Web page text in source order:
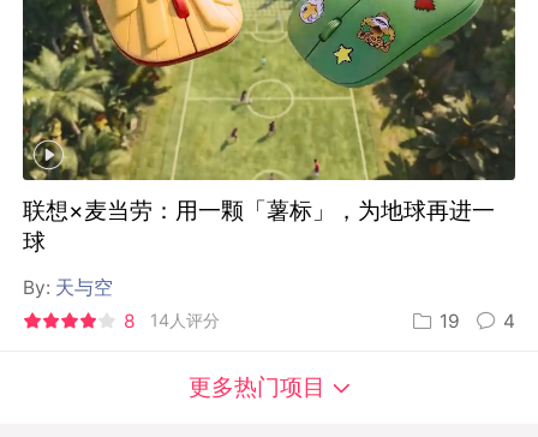
联想×麦当劳：用一颗「薯标」，为地球再进一
球
By: 天与空
8
14人评分 19 4
更多热门项目